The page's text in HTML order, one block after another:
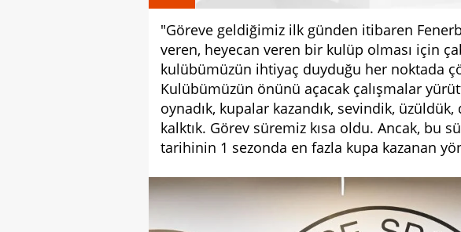
"Göreve geldiğimiz ilk günden itibaren
veren, heyecan veren bir kulüp olması için
kulübümüzün ihtiyaç duyduğu her noktada
Kulübümüzün önünü açacak çalışmalar
oynadık, kupalar kazandık, sevindik,
kalktık. Görev süremiz kısa oldu. Ancak, bu
tarihinin 1 sezonda en fazla kupa kazanan